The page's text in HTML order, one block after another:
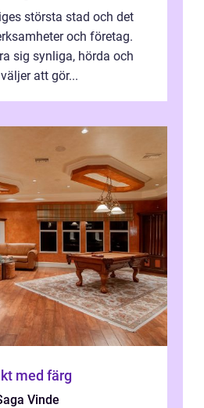
största stad och det
och företag.
sig synliga, hörda och
att gör...
med färg
Vinde